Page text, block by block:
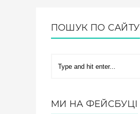
ПОШУК ПО САЙТУ
МИ НА ФЕЙСБУЦІ